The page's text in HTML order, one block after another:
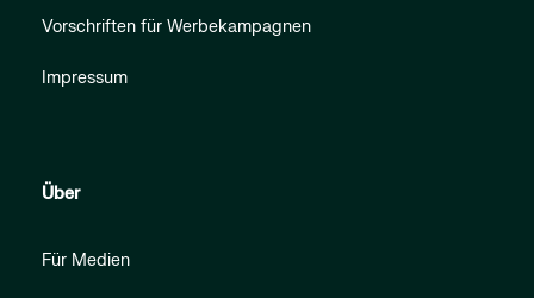
Vorschriften für Werbekampagnen
Impressum
Über
Für Medien